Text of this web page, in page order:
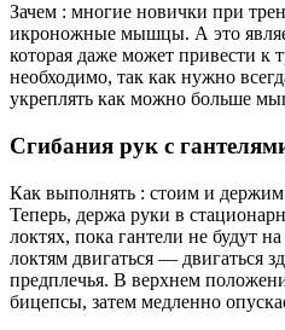
Зачем : многие новички при
икроножные мышцы. А это
которая даже может привести к
необходимо, так как нужно
укреплять как можно больше
Сгибания рук с
Как выполнять : стоим и
Теперь, держа руки в
локтях, пока гантели не будут
локтям двигаться — двигаться
предплечья. В верхнем
бицепсы, затем медленно